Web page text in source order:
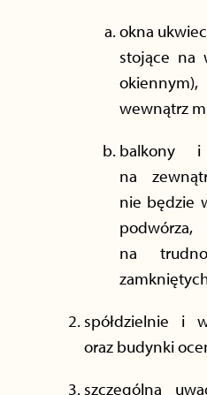
okna
stojące na
wewnątrz
balkony i
na
nie będzie
na
spółdzielnie i
oraz budynki
szczególna